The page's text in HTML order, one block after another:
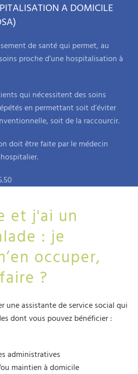
A DOMICILE
de santé qui permet, au
proche d’une hospitalisation à
qui nécessitent des soins
en permettant soit d’éviter
soit de la raccourcir.
doit être faite par le médecin
et j'ai un
: je
occuper,
?
une assistante de service social qui
dont vous pouvez bénéficier :
administratives
maintien à domicile